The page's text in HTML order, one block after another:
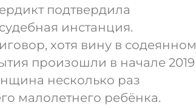
подтвердила
инстанция.
хотя вину в содеянном
произошли в начале 2019
несколько раз
малолетнего ребёнка.